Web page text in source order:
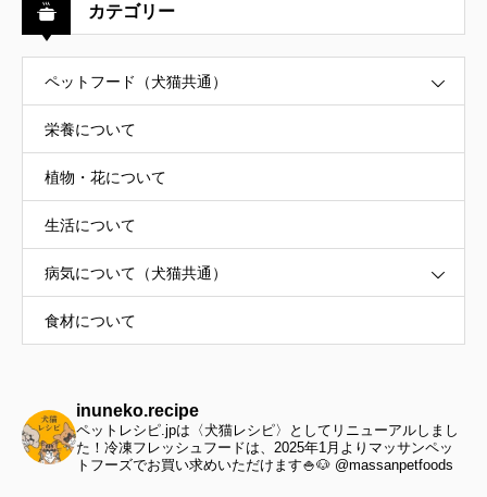
カテゴリー
ペットフード（犬猫共通）
栄養について
植物・花について
生活について
病気について（犬猫共通）
食材について
inuneko.recipe
ペットレシピ.jpは〈犬猫レシピ〉としてリニューアルしまし
た！冷凍フレッシュフードは、2025年1月よりマッサンペッ
トフーズでお買い求めいただけます🍚🐶 @massanpetfoods